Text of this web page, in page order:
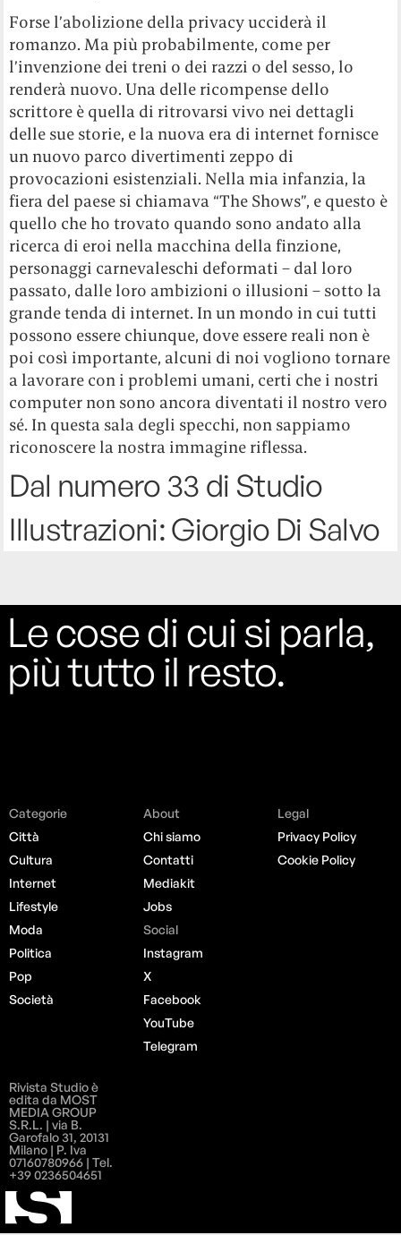
Forse l’abolizione della privacy ucciderà il
romanzo. Ma più probabilmente, come per
l’invenzione dei treni o dei razzi o del sesso, lo
renderà nuovo. Una delle ricompense dello
scrittore è quella di ritrovarsi vivo nei dettagli
delle sue storie, e la nuova era di internet fornisce
un nuovo parco divertimenti zeppo di
provocazioni esistenziali. Nella mia infanzia, la
fiera del paese si chiamava “The Shows”, e questo è
quello che ho trovato quando sono andato alla
ricerca di eroi nella macchina della finzione,
personaggi carnevaleschi deformati – dal loro
passato, dalle loro ambizioni o illusioni – sotto la
grande tenda di internet. In un mondo in cui tutti
possono essere chiunque, dove essere reali non è
poi così importante, alcuni di noi vogliono tornare
a lavorare con i problemi umani, certi che i nostri
computer non sono ancora diventati il nostro vero
sé. In questa sala degli specchi, non sappiamo
riconoscere la nostra immagine riflessa.
Dal numero 33 di Studio
Illustrazioni: Giorgio Di Salvo
Le cose di cui si parla,
più tutto il resto.
Categorie
Città
Cultura
Internet
Lifestyle
Moda
Politica
Pop
Società
About
Chi siamo
Contatti
Mediakit
Jobs
Social
Instagram
X
Facebook
YouTube
Telegram
Legal
Privacy Policy
Cookie Policy
Rivista Studio è
edita da MOST
MEDIA GROUP
S.R.L. | via B.
Garofalo 31, 20131
Milano | P. Iva
07160780966 | Tel.
+39 0236504651